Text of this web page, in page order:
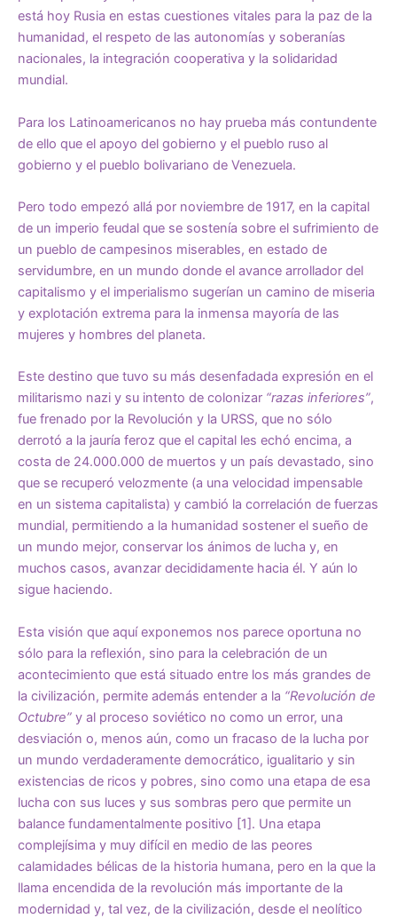
está hoy Rusia en estas cuestiones vitales para la paz de la
humanidad, el respeto de las autonomías y soberanías
nacionales, la integración cooperativa y la solidaridad
mundial.
Para los Latinoamericanos no hay prueba más contundente
de ello que el apoyo del gobierno y el pueblo ruso al
gobierno y el pueblo bolivariano de Venezuela.
Pero todo empezó allá por noviembre de 1917, en la capital
de un imperio feudal que se sostenía sobre el sufrimiento de
un pueblo de campesinos miserables, en estado de
servidumbre, en un mundo donde el avance arrollador del
capitalismo y el imperialismo sugerían un camino de miseria
y explotación extrema para la inmensa mayoría de las
mujeres y hombres del planeta.
Este destino que tuvo su más desenfadada expresión en el
militarismo nazi y su intento de colonizar “razas inferiores”,
fue frenado por la Revolución y la URSS, que no sólo
derrotó a la jauría feroz que el capital les echó encima, a
costa de 24.000.000 de muertos y un país devastado, sino
que se recuperó velozmente (a una velocidad impensable
en un sistema capitalista) y cambió la correlación de fuerzas
mundial, permitiendo a la humanidad sostener el sueño de
un mundo mejor, conservar los ánimos de lucha y, en
muchos casos, avanzar decididamente hacia él. Y aún lo
sigue haciendo.
Esta visión que aquí exponemos nos parece oportuna no
sólo para la reflexión, sino para la celebración de un
acontecimiento que está situado entre los más grandes de
la civilización, permite además entender a la “Revolución de
Octubre” y al proceso soviético no como un error, una
desviación o, menos aún, como un fracaso de la lucha por
un mundo verdaderamente democrático, igualitario y sin
existencias de ricos y pobres, sino como una etapa de esa
lucha con sus luces y sus sombras pero que permite un
balance fundamentalmente positivo [1]. Una etapa
complejísima y muy difícil en medio de las peores
calamidades bélicas de la historia humana, pero en la que la
llama encendida de la revolución más importante de la
modernidad y, tal vez, de la civilización, desde el neolítico